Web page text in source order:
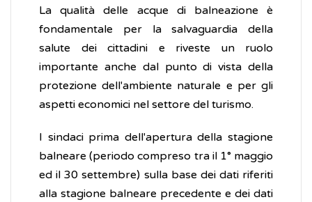
La qualità delle acque di balneazione è
fondamentale per la salvaguardia della
salute dei cittadini e riveste un ruolo
importante anche dal punto di vista della
protezione dell'ambiente naturale e per gli
aspetti economici nel settore del turismo.
I sindaci prima dell'apertura della stagione
balneare (periodo compreso tra il 1° maggio
ed il 30 settembre) sulla base dei dati riferiti
alla stagione balneare precedente e dei dati